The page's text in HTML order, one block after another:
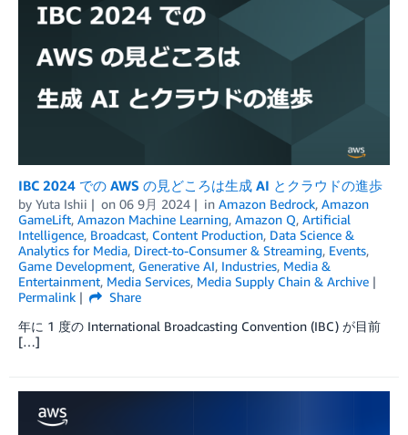
IBC 2024 での AWS の見どころは生成 AI とクラウドの進歩
by Yuta Ishii on 06 9月 2024 in Amazon Bedrock, Amazon
GameLift, Amazon Machine Learning, Amazon Q, Artificial
Intelligence, Broadcast, Content Production, Data Science &
Analytics for Media, Direct-to-Consumer & Streaming, Events,
Game Development, Generative AI, Industries, Media &
Entertainment, Media Services, Media Supply Chain & Archive
Permalink
Share
年に 1 度の International Broadcasting Convention (IBC) が目前
[…]